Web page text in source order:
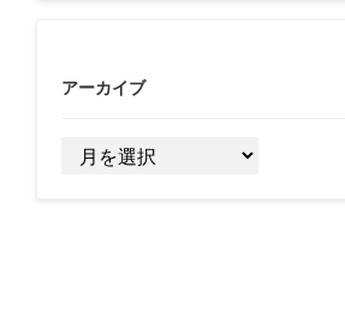
アーカイブ